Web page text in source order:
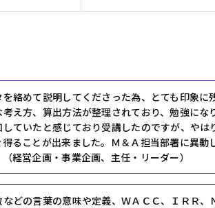
絡めて説明してくださった為、とても印象に
え方、算出方法が整理されており、勉強に
ていたと感じており受講したのですが、や
ることが出来ました。Ｍ＆Ａ担当部署に異動
経営企画・事業企画、主任・リーダー）
どの言葉の意味や定義、ＷＡＣＣ、ＩＲＲ、